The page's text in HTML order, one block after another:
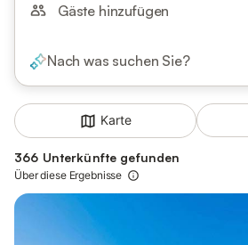
Gäste hinzufügen
Nach was suchen Sie?
Karte
366 Unterkünfte gefunden
Über diese Ergebnisse